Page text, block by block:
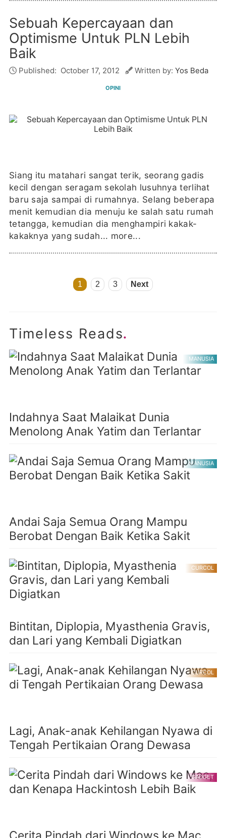
Sebuah Kepercayaan dan
Optimisme Untuk PLN Lebih
Baik
Published: October 17, 2012 Written by: Yos Beda
OPINI
Siang itu matahari sangat terik, seorang gadis
kecil dengan seragam sekolah lusuhnya terlihat
baru saja sampai di rumahnya. Selang beberapa
menit kemudian dia menuju ke salah satu rumah
tetangga, kemudian dia menghampiri kakak-
kakaknya yang sudah... more...
1 2 3 Next
Timeless Reads.
MANUSIA
Indahnya Saat Malaikat Dunia
Menolong Anak Yatim dan Terlantar
MANUSIA
Andai Saja Semua Orang Mampu
Berobat Dengan Baik Ketika Sakit
CURCOL
Bintitan, Diplopia, Myasthenia Gravis,
dan Lari yang Kembali Digiatkan
CURCOL
Lagi, Anak-anak Kehilangan Nyawa di
Tengah Pertikaian Orang Dewasa
GADGET